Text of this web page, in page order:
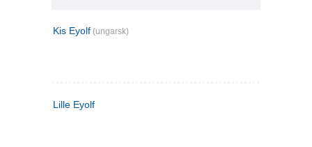
Kis Eyolf (ungarsk)
Lille Eyolf